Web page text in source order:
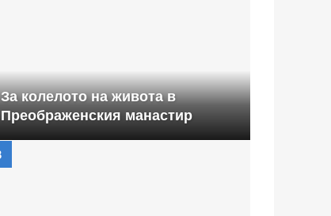
За колелото на живота в
Преображенския манастир